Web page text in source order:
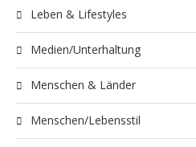
Leben & Lifestyles
Medien/Unterhaltung
Menschen & Länder
Menschen/Lebensstil